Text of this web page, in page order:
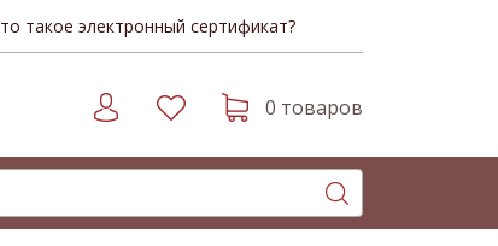
такое электронный сертификат?
0 товаров